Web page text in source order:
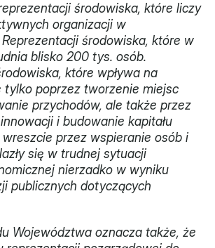
środowiska, które liczy
organizacji w
środowiska, które w
blisko 200 tys. osób.
które wpływa na
tylko poprzez tworzenie miejsc
przychodów, ale także przez
i budowanie kapitału
wreszcie przez wspieranie osób i
się w trudnej sytuacji
nierzadko w wyniku
publicznych dotyczących
Województwa oznacza także, że